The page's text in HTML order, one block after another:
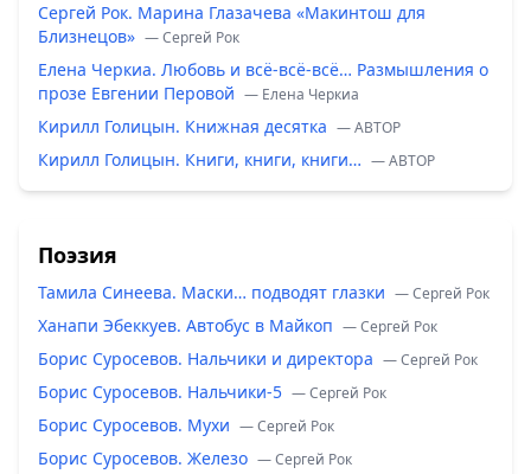
Сергей Рок. Марина Глазачева «Макинтош для
Близнецов» — Сергей Рок
Елена Черкиа. Любовь и всё-всё-всё… Размышления о
прозе Евгении Перовой — Елена Черкиа
Кирилл Голицын. Книжная десятка — ABTOP
Кирилл Голицын. Книги, книги, книги… — ABTOP
Поэзия
Тамила Синеева. Маски… подводят глазки — Сергей Рок
Ханапи Эбеккуев. Автобус в Майкоп — Сергей Рок
Борис Суросевов. Нальчики и директора — Сергей Рок
Борис Суросевов. Нальчики-5 — Сергей Рок
Борис Суросевов. Мухи — Сергей Рок
Борис Суросевов. Железо — Сергей Рок